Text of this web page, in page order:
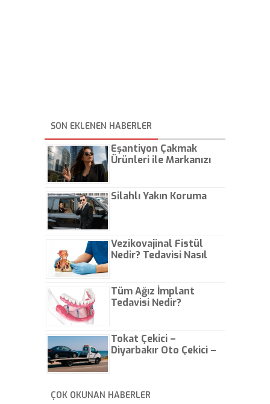
SON EKLENEN HABERLER
Eşantiyon Çakmak
Ürünleri ile Markanızı
Silahlı Yakın Koruma
Vezikovajinal Fistül
Nedir? Tedavisi Nasıl
Tüm Ağız İmplant
Tedavisi Nedir?
Tokat Çekici –
Diyarbakır Oto Çekici –
ÇOK OKUNAN HABERLER